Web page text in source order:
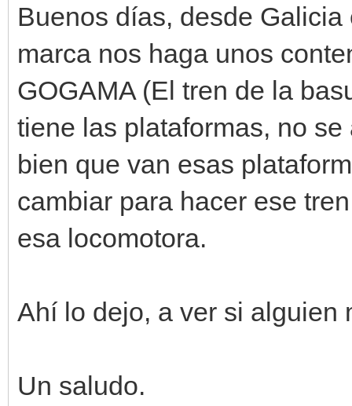
Buenos días, desde
marca nos haga unos
GOGAMA (El tren de la
tiene las plataformas, no
bien que van esas
cambiar para hacer ese
esa locomotora.
Ahí lo dejo, a ver si alguien
Un saludo.